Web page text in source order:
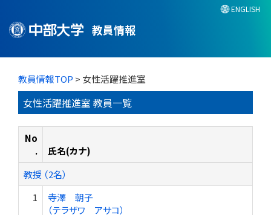
教員情報
ENGLISH
教員情報TOP > 女性活躍推進室
女性活躍推進室 教員一覧
No
.
氏名(カナ)
教授 （2名）
1
寺澤 朝子
（テラザワ アサコ）